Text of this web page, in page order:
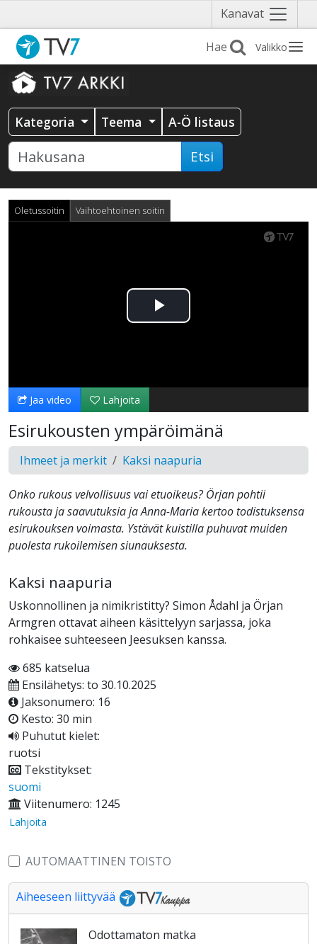
Kanavat Näytä
valikko
Valikko
Kategoria Teema A-Ö listaus
Etsi
Oletussoitin Vaihtoehtoinen soitin
Toista
Jaa video Lahjoita
Esirukousten ympäröimänä
Ihmeet ja merkit Kaksi naapuria
Onko rukous velvollisuus vai etuoikeus? Örjan pohtii
rukousta ja saavutuksia ja Anna-Maria kertoo todistuksensa
esirukouksen voimasta. Ystävät kuistilla puhuvat muiden
puolesta rukoilemisen siunauksesta.
Kaksi naapuria
Uskonnollinen ja nimikristitty? Simon Ådahl ja Örjan
Armgren ottavat aiheen käsittelyyn sarjassa, joka
rohkaisee suhteeseen Jeesuksen kanssa.
685 katselua
Ensilähetys: to 30.10.2025
Jaksonumero: 16
Kesto: 30 min
Puhutut kielet:
ruotsi
Tekstitykset:
suomi
Viitenumero: 1245
Lahjoita
AUTOMAATTINEN TOISTO
Aiheeseen liittyvää
Odottamaton matka